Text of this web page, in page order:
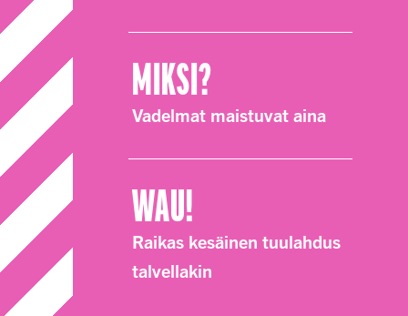
MIKSI?
Vadelmat maistuvat aina
WAU!
Raikas kesäinen tuulahdus
talvellakin